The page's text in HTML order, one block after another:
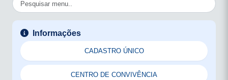
Informações
CADASTRO ÚNICO
CENTRO DE CONVIVÊNCIA